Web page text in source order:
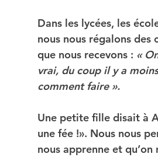
Dans les lycées, les
nous nous régalons
que nous recevons : «
vrai, du coup il y a
comment faire ».
Une petite fille disait à
une fée !». Nous nous
nous apprenne et